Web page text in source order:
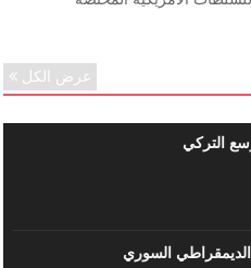
عرض الكل
التركي
السوري